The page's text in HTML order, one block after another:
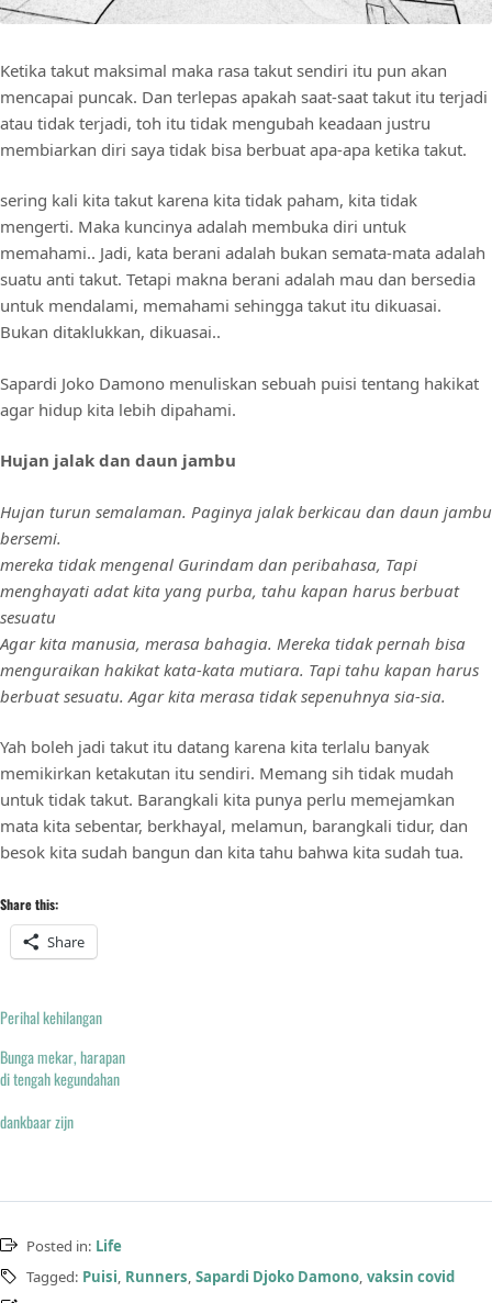
Ketika takut maksimal maka rasa takut sendiri itu pun akan
mencapai puncak. Dan terlepas apakah saat-saat takut itu terjadi
atau tidak terjadi, toh itu tidak mengubah keadaan justru
membiarkan diri saya tidak bisa berbuat apa-apa ketika takut.
sering kali kita takut karena kita tidak paham, kita tidak
mengerti. Maka kuncinya adalah membuka diri untuk
memahami.. Jadi, kata berani adalah bukan semata-mata adalah
suatu anti takut. Tetapi makna berani adalah mau dan bersedia
untuk mendalami, memahami sehingga takut itu dikuasai.
Bukan ditaklukkan, dikuasai..
Sapardi Joko Damono menuliskan sebuah puisi tentang hakikat
agar hidup kita lebih dipahami.
Hujan jalak dan daun jambu
Hujan turun semalaman. Paginya jalak berkicau dan daun jambu
bersemi.
mereka tidak mengenal Gurindam dan peribahasa, Tapi
menghayati adat kita yang purba, tahu kapan harus berbuat
sesuatu
Agar kita manusia, merasa bahagia. Mereka tidak pernah bisa
menguraikan hakikat kata-kata mutiara. Tapi tahu kapan harus
berbuat sesuatu. Agar kita merasa tidak sepenuhnya sia-sia.
Yah boleh jadi takut itu datang karena kita terlalu banyak
memikirkan ketakutan itu sendiri. Memang sih tidak mudah
untuk tidak takut. Barangkali kita punya perlu memejamkan
mata kita sebentar, berkhayal, melamun, barangkali tidur, dan
besok kita sudah bangun dan kita tahu bahwa kita sudah tua.
Share this:
Share
Perihal kehilangan
Bunga mekar, harapan
di tengah kegundahan
dankbaar zijn
Posted in: Life
Tagged: Puisi, Runners, Sapardi Djoko Damono, vaksin covid